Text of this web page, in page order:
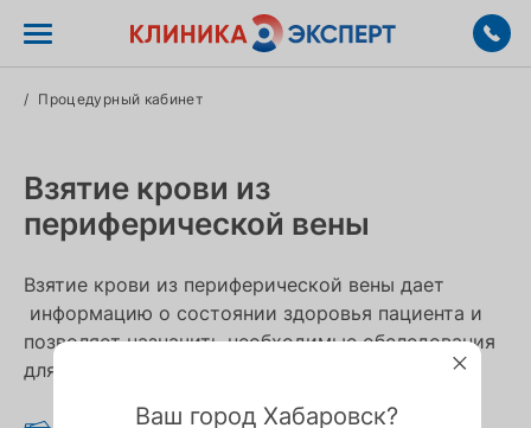
/ Процедурный кабинет
Взятие крови из
периферической вены
Взятие крови из периферической вены дает
информацию о состоянии здоровья пациента и
позволяет назначить необходимые обследования
для уточнения диагноза.
Ваш город Хабаровск?